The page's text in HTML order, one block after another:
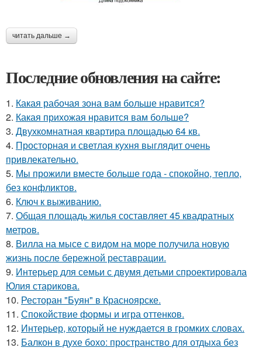
читать дальше →
Последние обновления на сайте:
1. Какая рабочая зона вам больше нравится?
2. Какая прихожая нравится вам больше?
3. Двухкомнатная квартира площадью 64 кв.
4. Просторная и светлая кухня выглядит очень
привлекательно.
5. Мы прожили вместе больше года - спокойно, тепло,
без конфликтов.
6. Ключ к выживанию.
7. Общая площадь жилья составляет 45 квадратных
метров.
8. Вилла на мысе с видом на море получила новую
жизнь после бережной реставрации.
9. Интерьер для семьи с двумя детьми спроектировала
Юлия старикова.
10. Ресторан "Буян" в Красноярске.
11. Спокойствие формы и игра оттенков.
12. Интерьер, который не нуждается в громких словах.
13. Балкон в духе бохо: пространство для отдыха без